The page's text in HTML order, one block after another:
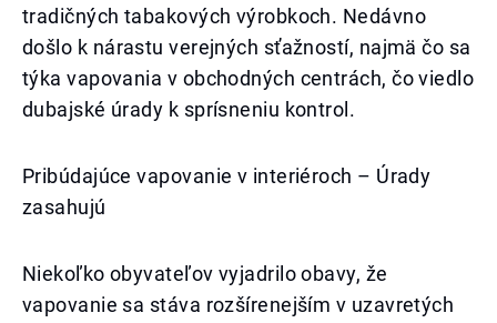
tradičných tabakových výrobkoch. Nedávno
došlo k nárastu verejných sťažností, najmä čo sa
týka vapovania v obchodných centrách, čo viedlo
dubajské úrady k sprísneniu kontrol.
Pribúdajúce vapovanie v interiéroch – Úrady
zasahujú
Niekoľko obyvateľov vyjadrilo obavy, že
vapovanie sa stáva rozšírenejším v uzavretých